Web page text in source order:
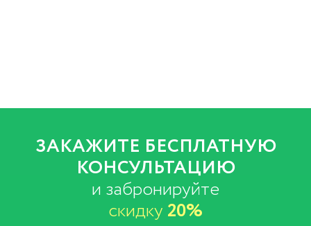
ЗАКАЖИТЕ БЕСПЛАТНУЮ
КОНСУЛЬТАЦИЮ
и забронируйте
скидку 20%